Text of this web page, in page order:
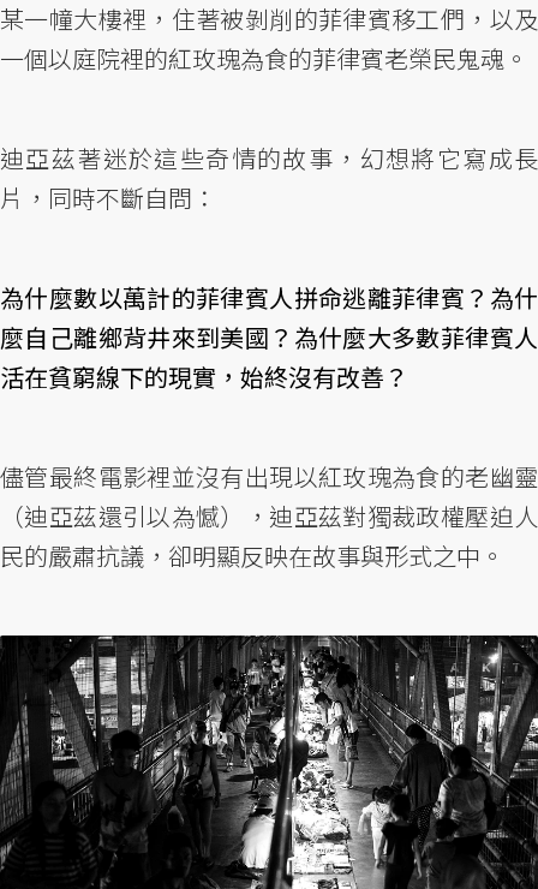
某一幢大樓裡，住著被剝削的菲律賓移工們，以及
一個以庭院裡的紅玫瑰為食的菲律賓老榮民鬼魂。
迪亞茲著迷於這些奇情的故事，幻想將它寫成長
片，同時不斷自問：
為什麼數以萬計的菲律賓人拼命逃離菲律賓？為什
麼自己離鄉背井來到美國？為什麼大多數菲律賓人
活在貧窮線下的現實，始終沒有改善？
儘管最終電影裡並沒有出現以紅玫瑰為食的老幽靈
（迪亞茲還引以為憾），迪亞茲對獨裁政權壓迫人
民的嚴肅抗議，卻明顯反映在故事與形式之中。